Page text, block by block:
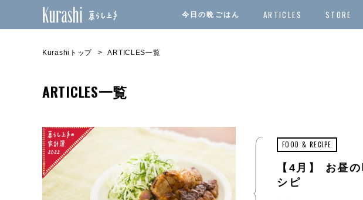
今日の晩ごはん ARTICLES STORE
Kurashiトップ ARTICLES一覧
ARTICLES一覧
FOOD & RECIPE
【4月】 お昼
シピ